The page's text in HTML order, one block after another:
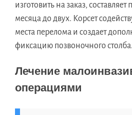
изготовить на заказ,
месяца до двух. Корсет
места перелома и создает
фиксацию позвоночного столба.
Лечение
операциями